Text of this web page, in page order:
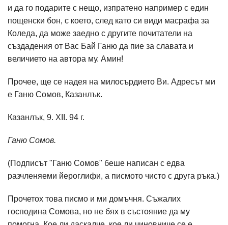
и да го подарите с нещо, изпратено например с един
пощенски бон, с което, след като си види масрафа за
Коледа, да може заедно с другите почитатели на
създадения от Вас Бай Ганю да пие за славата и
величието на автора му. Амин!
Прочее, ще се надея на милосърдието Ви. Адресът ми
е Ганю Сомов, Казанлък.
Казанлък, 9. XII. 94 г.
Ганю Сомов.
(Подписът "Ганю Сомов" беше написан с едва
разчленяеми йероглифи, а писмото чисто с друга ръка.)
Прочетох това писмо и ми домъчня. Съжалих
господина Сомова, но не бях в състояние да му